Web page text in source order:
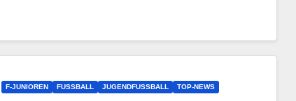
F-JUNIOREN FUSSBALL JUGENDFUSSBALL TOP-NEWS